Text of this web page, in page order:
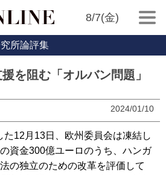
8/7(金)
所論評集
を阻む「オルバン問題」
2024/01/10
12月13日、欧州委員会は凍結し
資金300億ユーロのうち、ハンガ
の独立のための改革を評価して